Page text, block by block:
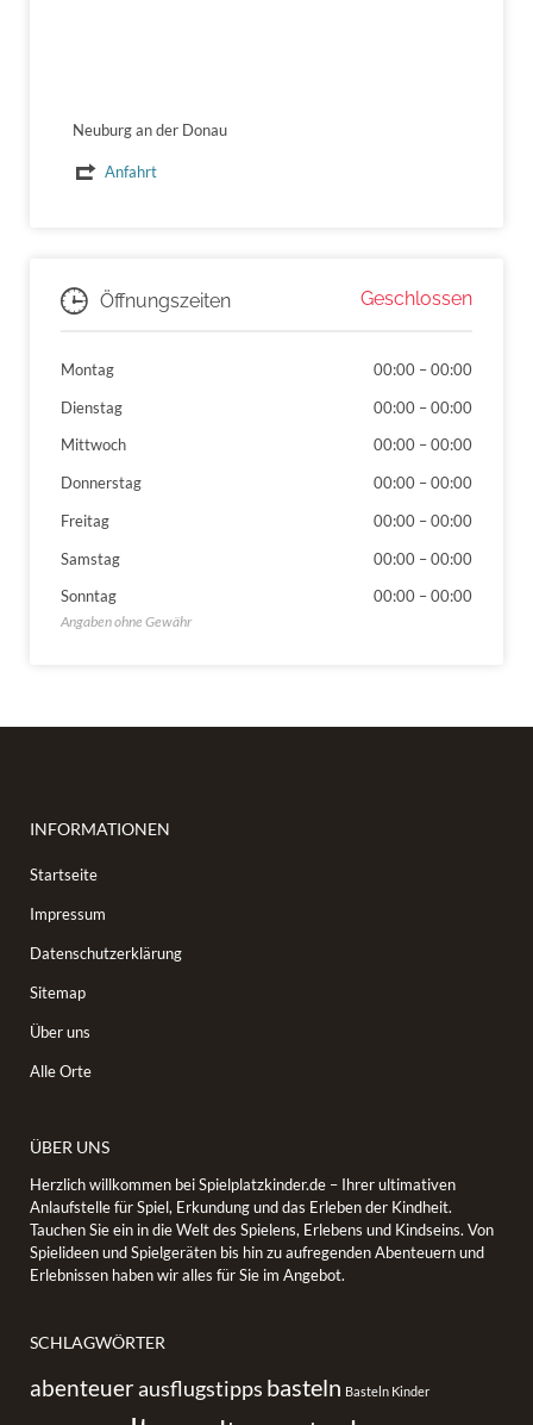
Neuburg an der Donau
Anfahrt
Öffnungszeiten Geschlossen
Montag 00:00 –00:00
Dienstag
00:00 –00:00
Mittwoch
00:00 –00:00
Donnerstag
00:00 –00:00
Freitag
00:00 –00:00
Samstag
00:00 –00:00
Sonntag
00:00 –00:00
INFORMATIONEN
Startseite
Impressum
Datenschutzerklärung
Sitemap
Über uns
Alle Orte
ÜBER UNS
Herzlich willkommen bei Spielplatzkinder.de – Ihrer ultimativen
Anlaufstelle für Spiel, Erkundung und das Erleben der Kindheit.
Tauchen Sie ein in die Welt des Spielens, Erlebens und Kindseins. Von
Spielideen und Spielgeräten bis hin zu aufregenden Abenteuern und
Erlebnissen haben wir alles für Sie im Angebot.
SCHLAGWÖRTER
abenteuerausflugstipps basteln Basteln Kinder